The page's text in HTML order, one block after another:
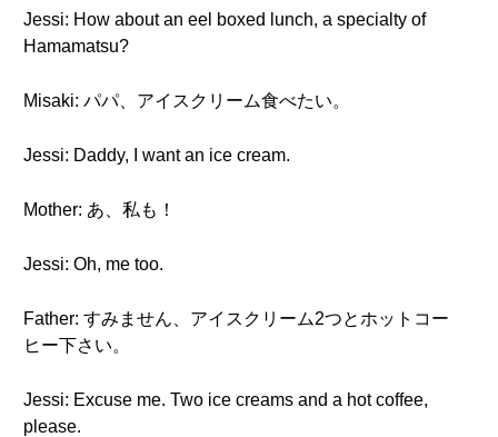
Jessi: How about an eel boxed lunch, a specialty of
Hamamatsu?
Misaki: パパ、アイスクリーム食べたい。
Jessi: Daddy, I want an ice cream.
Mother: あ、私も！
Jessi: Oh, me too.
Father: すみません、アイスクリーム2つとホットコー
ヒー下さい。
Jessi: Excuse me. Two ice creams and a hot coffee,
please.